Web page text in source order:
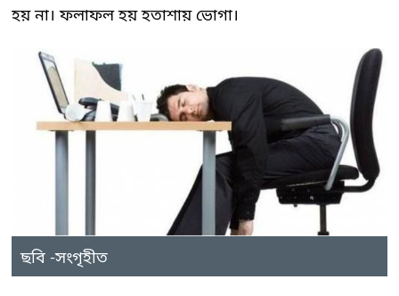
হয় না। ফলাফল হয় হতাশায় ভোগা।
ছবি -সংগৃহীত